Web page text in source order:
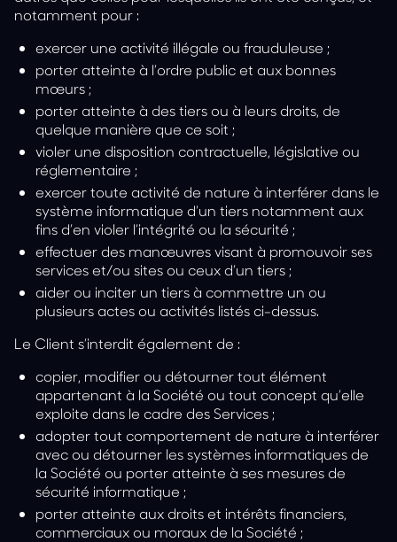
notamment pour :
exercer une activité illégale ou frauduleuse ;
porter atteinte à l’ordre public et aux bonnes
mœurs ;
porter atteinte à des tiers ou à leurs droits, de
quelque manière que ce soit ;
violer une disposition contractuelle, législative ou
réglementaire ;
exercer toute activité de nature à interférer dans le
système informatique d’un tiers notamment aux
fins d’en violer l’intégrité ou la sécurité ;
effectuer des manœuvres visant à promouvoir ses
services et/ou sites ou ceux d’un tiers ;
aider ou inciter un tiers à commettre un ou
plusieurs actes ou activités listés ci-dessus.
Le Client s’interdit également de :
copier, modifier ou détourner tout élément
appartenant à la Société ou tout concept qu’elle
exploite dans le cadre des Services ;
adopter tout comportement de nature à interférer
avec ou détourner les systèmes informatiques de
la Société ou porter atteinte à ses mesures de
sécurité informatique ;
porter atteinte aux droits et intérêts financiers,
commerciaux ou moraux de la Société ;